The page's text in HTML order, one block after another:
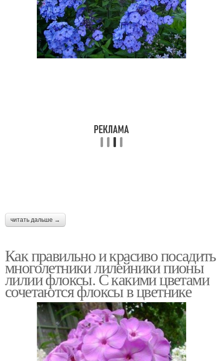
читать дальше →
Как правильно и красиво посадить
многолетники лилейники пионы
лилии флоксы. С какими цветами
сочетаются флоксы в цветнике